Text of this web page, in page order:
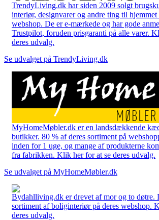
TrendyLiving.dk har siden 2009 solgt
interiør, designvarer og andre ting til hjemmet
webshop. De er e-mærkede og har gode
Trustpilot, foruden prisgaranti på alle varer.
deres udvalg.
Se udvalget på TrendyLiving.dk
MyHomeMøbler.dk er en landsdækkende
butikker. 80 % af deres sortiment på
inden for 1 uge, og mange af produkterne
fra fabrikken. Klik her for at se deres udvalg.
Se udvalget på MyHomeMøbler.dk
Bydahlliving.dk er drevet af mor og to døtre.
sortiment af boliginteriør på deres webshop.
deres udvalg.